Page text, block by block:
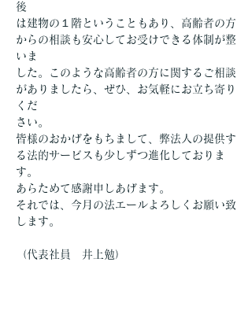
後
は建物の１階ということもあり、高齢者の方
からの相談も安心してお受けできる体制が整
いま
した。このような高齢者の方に関するご相談
がありましたら、ぜひ、お気軽にお立ち寄り
くだ
さい。
皆様のおかげをもちまして、弊法人の提供す
る法的サービスも少しずつ進化しておりま
す。
あらためて感謝申しあげます。
それでは、今月の法エールよろしくお願い致
します。
（代表社員　井上勉）